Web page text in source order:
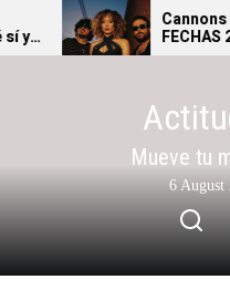
to
Cannons THE
FECHAS 2026
Mueve tu
6 August